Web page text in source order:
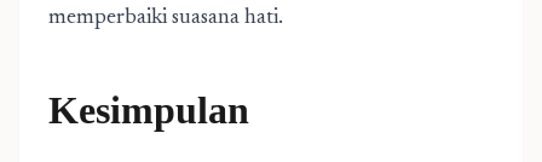
memperbaiki suasana hati.
Kesimpulan